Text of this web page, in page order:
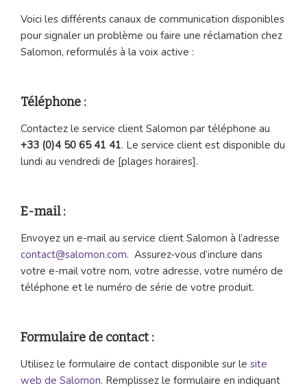
Voici les différents canaux de communication disponibles
pour signaler un problème ou faire une réclamation chez
Salomon, reformulés à la voix active :
Téléphone :
Contactez le service client Salomon par téléphone au
+33 (0)4 50 65 41 41. Le service client est disponible du
lundi au vendredi de [plages horaires].
E-mail :
Envoyez un e-mail au service client Salomon à l’adresse
contact@salomon.com. Assurez-vous d’inclure dans
votre e-mail votre nom, votre adresse, votre numéro de
téléphone et le numéro de série de votre produit.
Formulaire de contact :
Utilisez le formulaire de contact disponible sur le site
web de Salomon. Remplissez le formulaire en indiquant